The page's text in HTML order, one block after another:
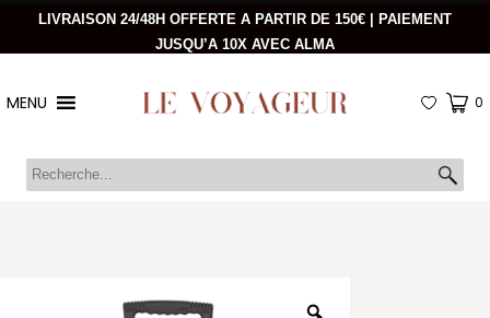
LIVRAISON 24/48H OFFERTE A PARTIR DE 150€ | PAIEMENT
JUSQU’A 10X AVEC ALMA
MENU 0